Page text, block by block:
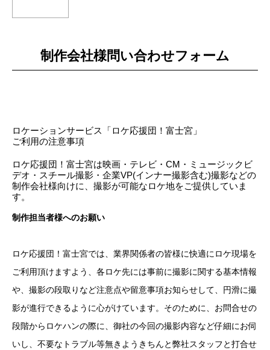
制作会社様問い合わせフォーム
ロケーションサービス「ロケ応援団！富士宮」
ご利用の注意事項
ロケ応援団！富士宮は映画・テレビ・CM・ミュージックビ
デオ・スチール撮影・企業VP(インナー撮影含む)撮影などの
制作会社様向けに、撮影が可能なロケ地をご提供していま
す。
制作担当者様へのお願い
ロケ応援団！富士宮では、業界関係者の皆様に快適にロケ現場を
ご利用頂けますよう、各ロケ先には事前に撮影に関する基本情報
や、撮影の段取りなど注意点や留意事項お知らせして、円滑に撮
影が進行できるように心がけています。そのために、お問合せの
段階からロケハンの際に、御社の今回の撮影内容など仔細にお伺
いし、不要なトラブル等無きようきちんと弊社スタッフと打合せ